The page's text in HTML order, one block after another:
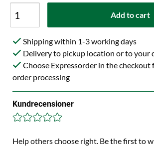
Add to cart
Shipping within 1-3 working days
Delivery to pickup location or to your
Choose Expressorder in the checkout
order processing
Kundrecensioner
Help others choose right. Be the first to